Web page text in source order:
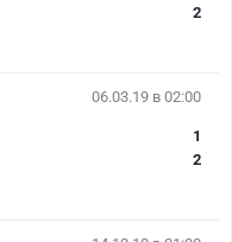
2
06.03.19 в 02:00
1
2